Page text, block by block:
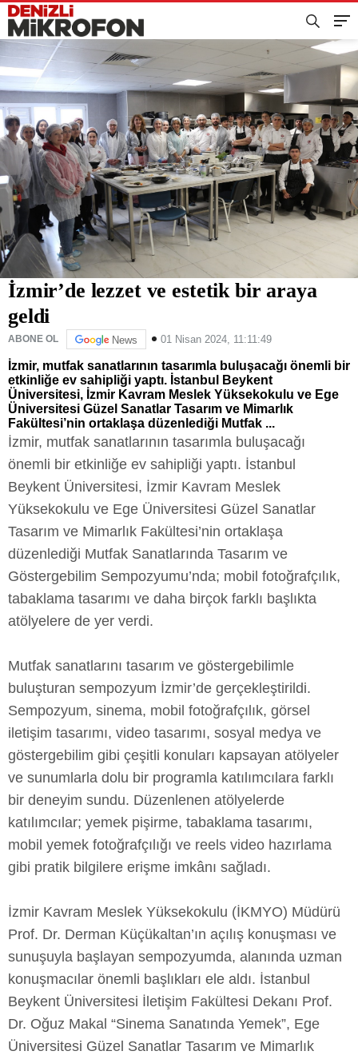
İzmir’de lezzet ve estetik bir araya
geldi
ABONE OL News 01 Nisan 2024, 11:11:49
İzmir, mutfak sanatlarının tasarımla buluşacağı önemli bir
etkinliğe ev sahipliği yaptı. İstanbul Beykent
Üniversitesi, İzmir Kavram Meslek Yüksekokulu ve Ege
Üniversitesi Güzel Sanatlar Tasarım ve Mimarlık
Fakültesi’nin ortaklaşa düzenlediği Mutfak ...
İzmir, mutfak sanatlarının tasarımla buluşacağı
önemli bir etkinliğe ev sahipliği yaptı. İstanbul
Beykent Üniversitesi, İzmir Kavram Meslek
Yüksekokulu ve Ege Üniversitesi Güzel Sanatlar
Tasarım ve Mimarlık Fakültesi’nin ortaklaşa
düzenlediği Mutfak Sanatlarında Tasarım ve
Göstergebilim Sempozyumu’nda; mobil fotoğrafçılık,
tabaklama tasarımı ve daha birçok farklı başlıkta
atölyelere de yer verdi.
Mutfak sanatlarını tasarım ve göstergebilimle
buluşturan sempozyum İzmir’de gerçekleştirildi.
Sempozyum, sinema, mobil fotoğrafçılık, görsel
iletişim tasarımı, video tasarımı, sosyal medya ve
göstergebilim gibi çeşitli konuları kapsayan atölyeler
ve sunumlarla dolu bir programla katılımcılara farklı
bir deneyim sundu. Düzenlenen atölyelerde
katılımcılar; yemek pişirme, tabaklama tasarımı,
mobil yemek fotoğrafçılığı ve reels video hazırlama
gibi pratik bilgilere erişme imkânı sağladı.
İzmir Kavram Meslek Yüksekokulu (İKMYO) Müdürü
Prof. Dr. Derman Küçükaltan’ın açılış konuşması ve
sunuşuyla başlayan sempozyumda, alanında uzman
konuşmacılar önemli başlıkları ele aldı. İstanbul
Beykent Üniversitesi İletişim Fakültesi Dekanı Prof.
Dr. Oğuz Makal “Sinema Sanatında Yemek”, Ege
Üniversitesi Güzel Sanatlar Tasarım ve Mimarlık